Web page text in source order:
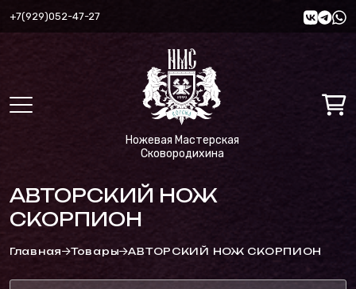
+7(929)052-47-27
Ножевая Мастерская
Сковородихина
АВТОРСКИЙ НОЖ
СКОРПИОН
Главная Товары АВТОРСКИЙ НОЖ СКОРПИОН